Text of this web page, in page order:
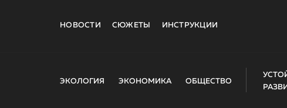
НОВОСТИ СЮЖЕТЫ ИНСТРУКЦИИ
ЭКОЛОГИЯ ЭКОНОМИКА ОБЩЕСТВО